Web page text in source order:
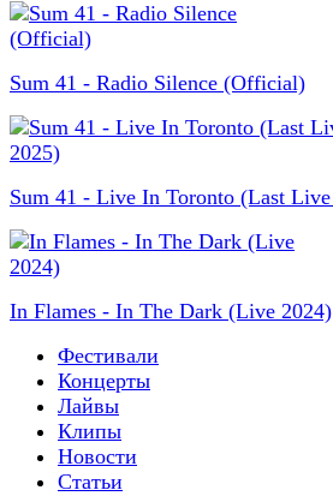
Sum 41 - Radio Silence (Official)
Sum 41 - Live In Toronto (Last
In Flames - In The Dark (Live 2024)
Фестивали
Концерты
Лайвы
Клипы
Новости
Статьи